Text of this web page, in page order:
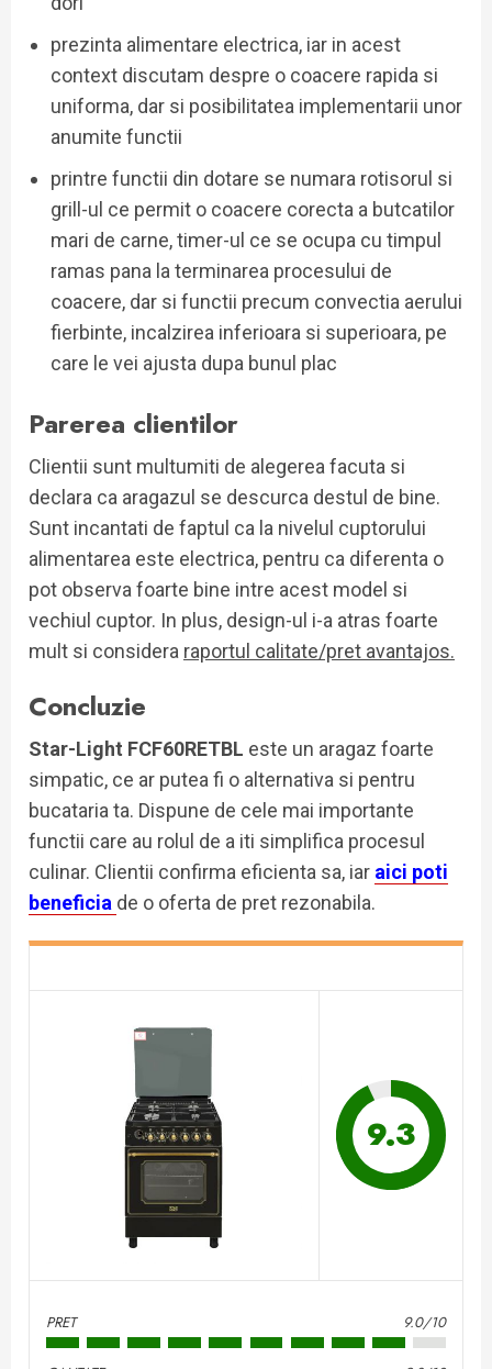
prezinta alimentare electrica, iar in acest
context discutam despre o coacere rapida si
uniforma, dar si posibilitatea implementarii unor
anumite functii
printre functii din dotare se numara rotisorul si
grill-ul ce permit o coacere corecta a butcatilor
mari de carne, timer-ul ce se ocupa cu timpul
ramas pana la terminarea procesului de
coacere, dar si functii precum convectia aerului
fierbinte, incalzirea inferioara si superioara, pe
care le vei ajusta dupa bunul plac
Parerea clientilor
Clientii sunt multumiti de alegerea facuta si
declara ca aragazul se descurca destul de bine.
Sunt incantati de faptul ca la nivelul cuptorului
alimentarea este electrica, pentru ca diferenta o
pot observa foarte bine intre acest model si
vechiul cuptor. In plus, design-ul i-a atras foarte
mult si considera raportul calitate/pret avantajos.
Concluzie
Star-Light FCF60RETBL este un aragaz foarte
simpatic, ce ar putea fi o alternativa si pentru
bucataria ta. Dispune de cele mai importante
functii care au rolul de a iti simplifica procesul
culinar. Clientii confirma eficienta sa, iar aici poti
beneficia de o oferta de pret rezonabila.
9.3
PRET 9.0/10